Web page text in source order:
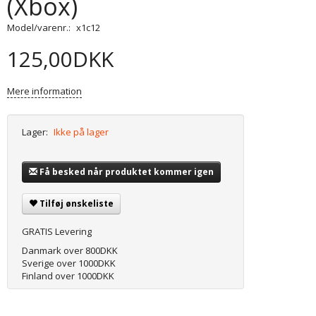
(Xbox)
Model/varenr.: x1c12
125,00DKK
Mere information
Lager: Ikke på lager
Få besked når produktet kommer igen
Tilføj ønskeliste
GRATIS Levering
Danmark over 800DKK
Sverige over 1000DKK
Finland over 1000DKK